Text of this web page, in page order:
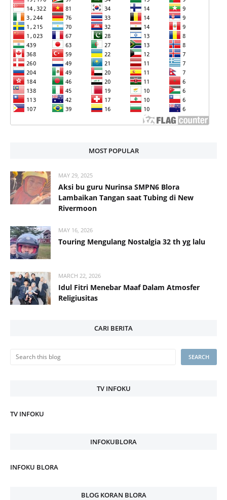
MOST POPULAR
MAY 29, 2025
Aksi bu guru Nurinsa SMPN6 Blora
Lambaikan Tangan saat Tubing di New
Rivermoon
MAY 16, 2026
Touring Mengulang Nostalgia 32 th yg lalu
MARCH 22, 2026
Idul Fitri Menebar Maaf Dalam Atmosfer
Religiusitas
CARI BERITA
TV INFOKU
TV INFOKU
INFOKUBLORA
INFOKU BLORA
BLOG KORAN BLORA